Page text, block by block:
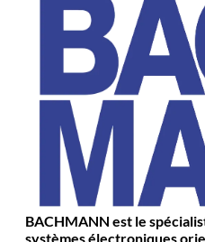
BACHMANN est le
systèmes électroniques